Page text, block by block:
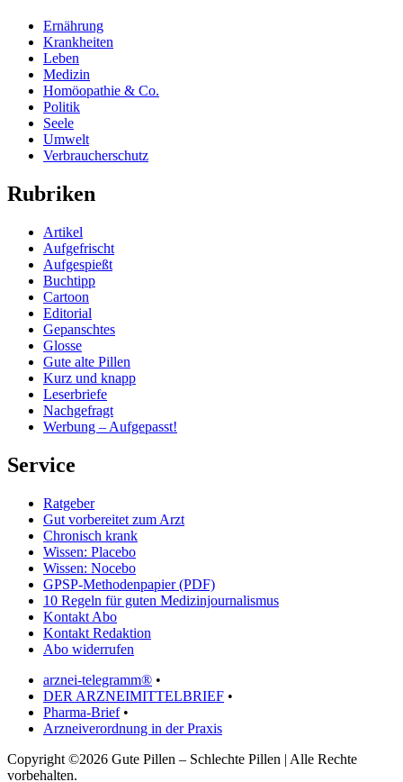
Ernährung
Krankheiten
Leben
Medizin
Homöopathie & Co.
Politik
Seele
Umwelt
Verbraucherschutz
Rubriken
Artikel
Aufgefrischt
Aufgespießt
Buchtipp
Cartoon
Editorial
Gepanschtes
Glosse
Gute alte Pillen
Kurz und knapp
Leserbriefe
Nachgefragt
Werbung – Aufgepasst!
Service
Ratgeber
Gut vorbereitet zum Arzt
Chronisch krank
Wissen: Placebo
Wissen: Nocebo
GPSP-Methodenpapier (PDF)
10 Regeln für guten Medizinjournalismus
Kontakt Abo
Kontakt Redaktion
Abo widerrufen
arznei-telegramm® •
DER ARZNEIMITTELBRIEF •
Pharma-Brief•
Arzneiverordnung in der Praxis
Copyright ©2026 Gute Pillen – Schlechte Pillen | Alle Rechte
vorbehalten.